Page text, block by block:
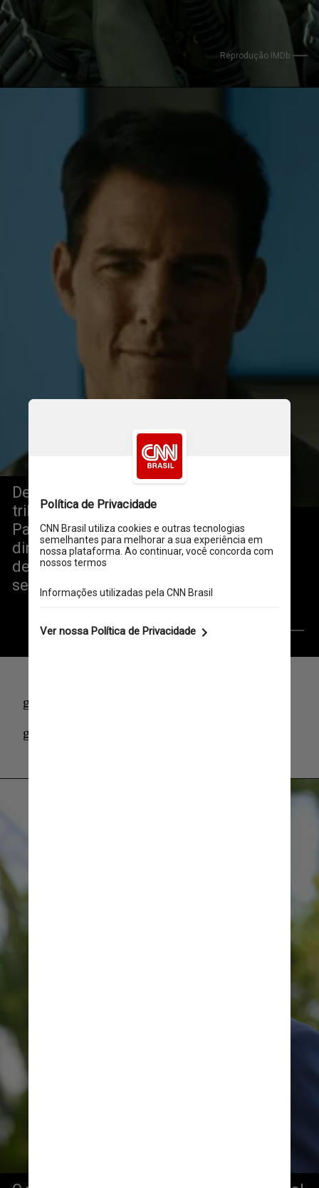
Reprodução IMDb
De acordo com a queixa aberta em um
tribunal federal em Los Angeles, a
Paramount Global não readquiriu os
direitos do artigo “Top Guns”, de 1983,
de Ehud Yonay, antes de lançar a
sequência “derivada” do texto
giphy
giphy